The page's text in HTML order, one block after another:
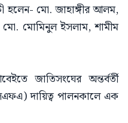
হলেন- মো. জাহাঙ্গীর আলম,
মোমিনুল ইসলাম, শামীম
জাতিসংঘের অন্তর্বর্তী
দায়িত্ব পালনকালে এক